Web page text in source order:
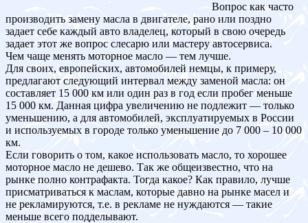
Вопрос как часто
производить замену масла в двигателе, рано или поздно
задает себе каждый авто владелец, который в свою очередь
задает этот же вопрос слесарю или мастеру автосервиса.
Чем чаще менять моторное масло — тем лучше.
Для своих, европейских, автомобилей немцы, к примеру,
предлагают следующий интервал между заменой масла: он
составляет 15 000 км или один раз в год если пробег меньше
15 000 км. Данная цифра увеличению не подлежит — только
уменьшению, а для автомобилей, эксплуатируемых в России
и используемых в городе только уменьшение до 7 000 – 10 000
км.
Если говорить о том, какое использовать масло, то хорошее
моторное масло не дешево. Так же общеизвестно, что на
рынке полно контрафакта. Тогда какое? Как правило, лучше
присматриваться к маслам, которые давно на рынке масел и
не рекламируются, т.е. в рекламе не нуждаются — такие
меньше всего подделывают.